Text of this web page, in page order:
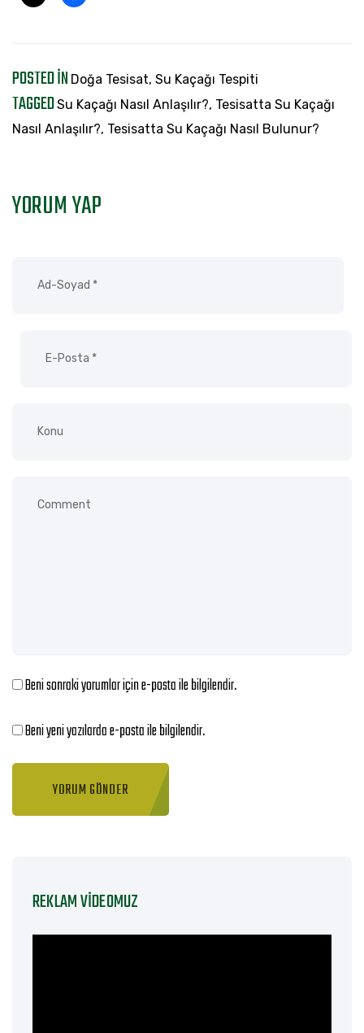
POSTED IN Doğa Tesisat, Su Kaçağı Tespiti
TAGGEDSu Kaçağı Nasıl Anlaşılır?, Tesisatta Su Kaçağı
Nasıl Anlaşılır?, Tesisatta Su Kaçağı Nasıl Bulunur?
YORUM YAP
Beni sonraki yorumlar için e-posta ile bilgilendir.
Beni yeni yazılarda e-posta ile bilgilendir.
REKLAM VIDEOMUZ